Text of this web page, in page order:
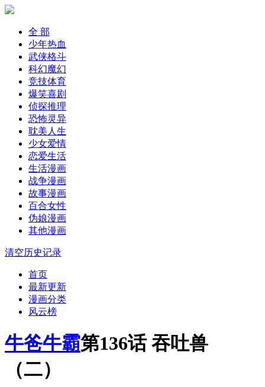
全 部
少年热血
武侠格斗
科幻魔幻
竞技体育
爆笑喜剧
侦探推理
恐怖灵异
耽美人生
少女爱情
恋爱生活
生活漫画
战争漫画
故事漫画
百合女性
伪娘漫画
其他漫画
清空历史记录
首页
最新更新
漫画分类
风云榜
牛爸牛霸第136话 吞吐兽
（二）